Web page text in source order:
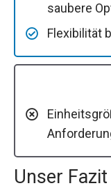
saubere
Flexibilität
Unser Fazit